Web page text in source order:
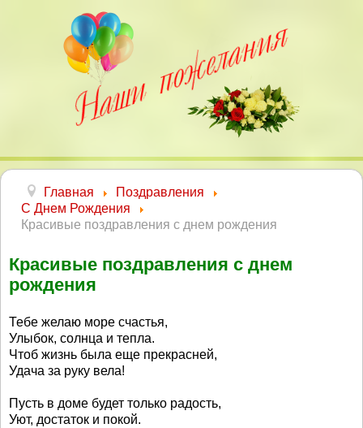
Главная
Поздравления
С Днем Рождения
Красивые поздравления с днем рождения
Красивые поздравления с днем
рождения
Тебе желаю море счастья,
Улыбок, солнца и тепла.
Чтоб жизнь была еще прекрасней,
Удача за руку вела!
Пусть в доме будет только радость,
Уют, достаток и покой.